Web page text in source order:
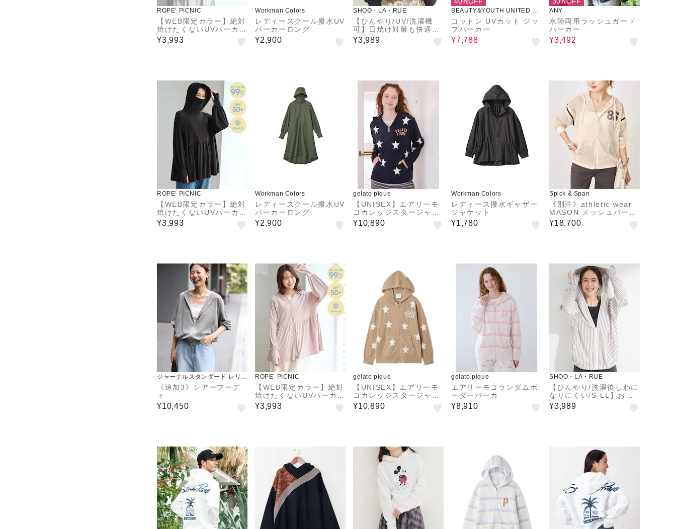
ROPE’ PICNIC
【WEB限定カラー】絶対
焼けたくないUVパーカ
ー/UVカット・接触冷感
¥3,993
Workman Colors
レディースクール撥水UV
パーカーロング
¥2,900
SHOO・LA・RUE
【ひんやり/UV/洗濯機
可】日焼け対策も快適に
指穴つき ジップパーカー
¥3,989
BEAUTY&YOUTH UNITED AR
ROWS
コットン UVカット ジッ
プパーカー
¥7,788
ANY
水陸両用ラッシュガード
パーカー
¥3,492
ROPE’ PICNIC
【WEB限定カラー】絶対
焼けたくないUVパーカ
ー/UVカット・接触冷感
¥3,993
Workman Colors
レディースクール撥水UV
パーカーロング
¥2,900
gelato pique
【UNISEX】エアリーモ
コカレッジスタージャガ
ードパーカ
¥10,890
Workman Colors
レディース撥水ギャザー
ジャケット
¥1,780
Spick & Span
《別注》athletic wear
MASON メッシュパーカ
ー*
¥18,700
ジャーナルスタンダード レリュ
ーム
《追加3》シアーフーデ
ィ
¥10,450
ROPE’ PICNIC
【WEB限定カラー】絶対
焼けたくないUVパーカ
ー/UVカット・接触冷感
¥3,993
gelato pique
【UNISEX】エアリーモ
コカレッジスタージャガ
ードパーカ
¥10,890
gelato pique
エアリーモコランダムボ
ーダーパーカ
¥8,910
SHOO・LA・RUE
【ひんやり/洗濯後しわに
なりにくい/S-LL】お顔
も手の甲もしっかりカバ
ー 日よけ・指穴付きUV
¥3,989